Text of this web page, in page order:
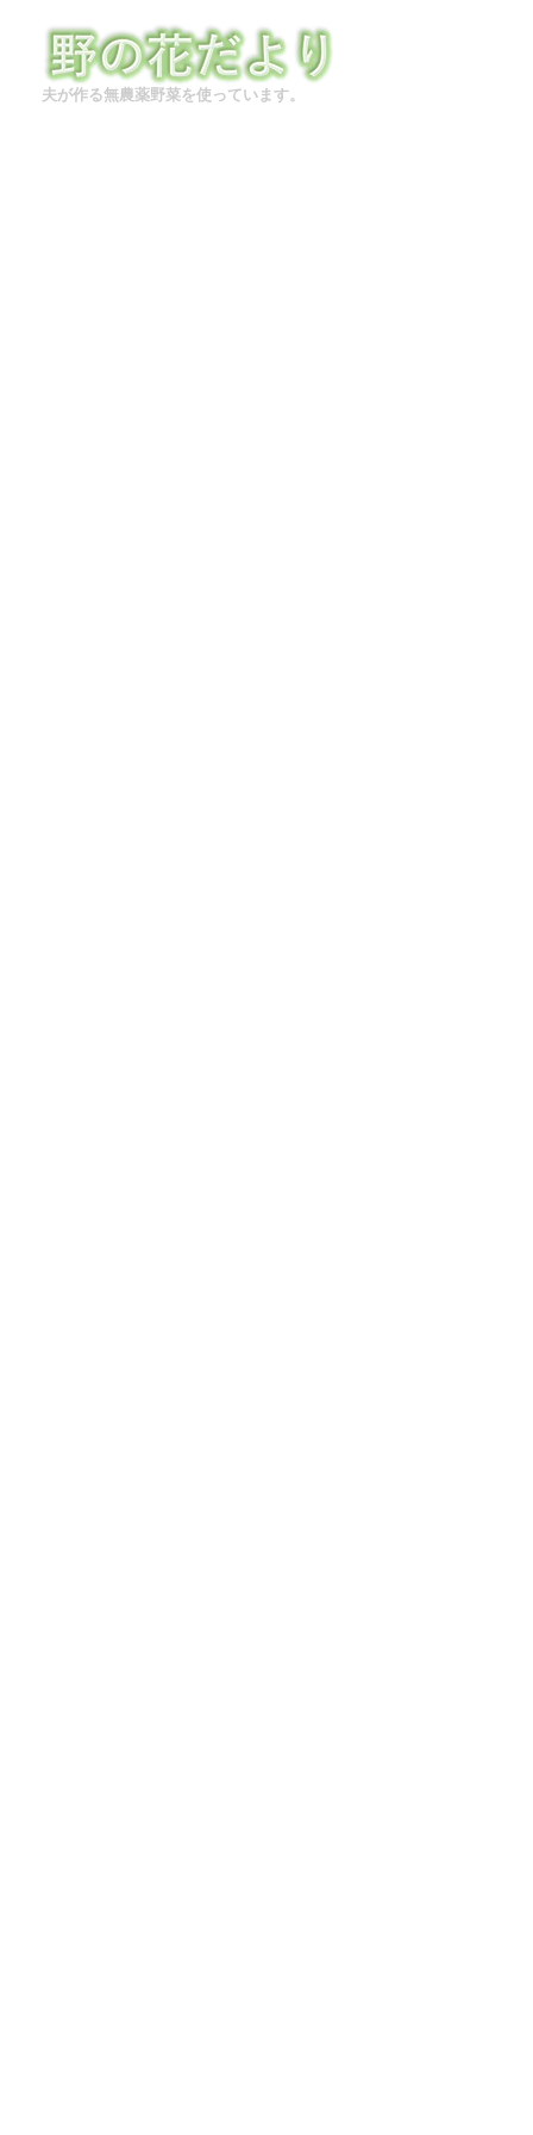
夫が作る無農薬野菜を使っています。